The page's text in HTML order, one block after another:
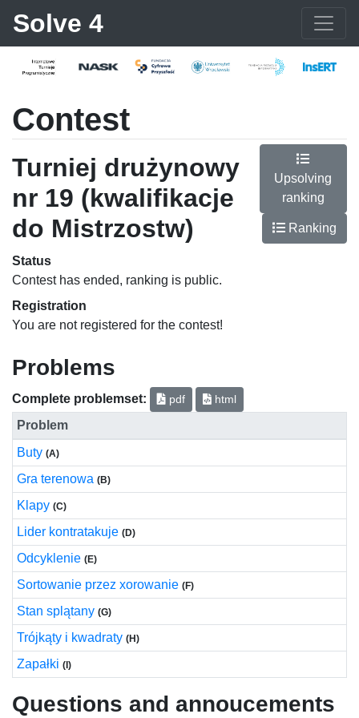
Solve 4
Contest
Turniej drużynowy
nr 19 (kwalifikacje
do Mistrzostw)
Upsolving
ranking
Ranking
Status
Contest has ended, ranking is public.
Registration
You are not registered for the contest!
Problems
Complete problemset: pdf html
Problem
Buty (A)
Gra terenowa (B)
Klapy (C)
Lider kontratakuje (D)
Odcyklenie (E)
Sortowanie przez xorowanie (F)
Stan splątany (G)
Trójkąty i kwadraty (H)
Zapałki (I)
Questions and annoucements